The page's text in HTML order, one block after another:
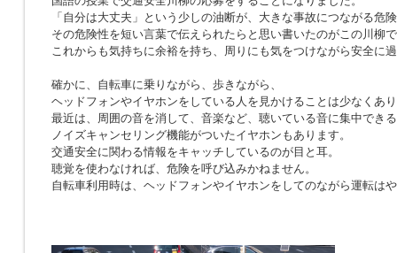
「自分は大丈夫」という少しの油断が、大きな事故につながる危
その危険性を短い言葉で伝えられたらと思い書いたのがこの川柳
これからも気持ちに余裕を持ち、周りにも気をつけながら安全に
確かに、自転車に乗りながら、歩きながら、
ヘッドフォンやイヤホンをしている人を見かけることは少なくあ
最近は、周囲の音を消して、音楽など、聴いている音に集中できる
ノイズキャンセリング機能がついたイヤホンもあります。
交通安全に関わる情報をキャッチしているのが目と耳。
聴覚を使わなければ、危険を呼び込みかねません。
自転車利用時は、ヘッドフォンやイヤホンをしてのながら運転は